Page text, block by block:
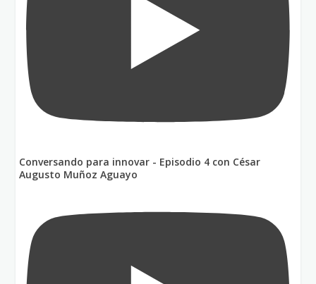
Conversando para innovar - Episodio 4 con César
Augusto Muñoz Aguayo